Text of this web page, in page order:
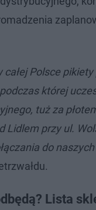
Polsce
której
tuż za
Lidlem przy ul.
do
Lista